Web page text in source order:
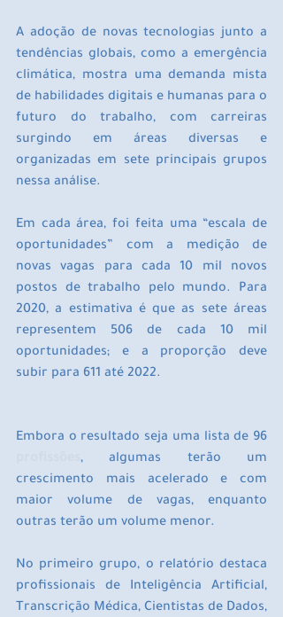
A adoção de novas tecnologias junto a
tendências globais, como a emergência
climática, mostra uma demanda mista
de habilidades digitais e humanas para o
futuro do trabalho, com carreiras
surgindo em áreas diversas e
organizadas em sete principais grupos
nessa análise.
Em cada área, foi feita uma “escala de
oportunidades” com a medição de
novas vagas para cada 10 mil novos
postos de trabalho pelo mundo. Para
2020, a estimativa é que as sete áreas
representem 506 de cada 10 mil
oportunidades; e a proporção deve
subir para 611 até 2022.
, algumas terão um
crescimento mais acelerado e com
maior volume de vagas, enquanto
outras terão um volume menor.
No primeiro grupo, o relatório destaca
profissionais de Inteligência Artificial,
Transcrição Médica, Cientistas de Dados,